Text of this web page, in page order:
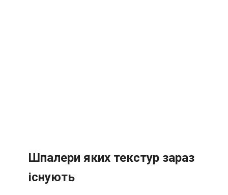
Шпалери яких текстур зараз
існують